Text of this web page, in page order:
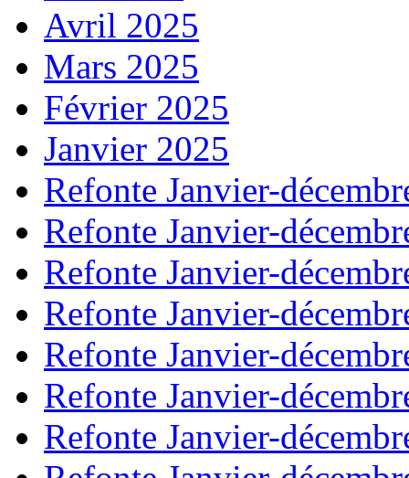
Avril 2025
Mars 2025
Février 2025
Janvier 2025
Refonte Janvier-
Refonte Janvier-
Refonte Janvier-
Refonte Janvier-
Refonte Janvier-
Refonte Janvier-
Refonte Janvier-